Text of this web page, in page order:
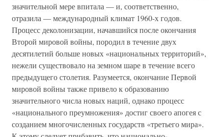
значительной мере впитала — и, соответственно,
отразила — международный климат 1960-х годов.
Процесс деколонизации, начавшийся после окончания
Второй мировой войны, породил в течение двух
десятилетий больше новых «национальных территорий»,
нежели существовало на земном шаре в течение всего
предыдущего столетия. Разумеется, окончание Первой
мировой войны также привело к образованию
значительного числа новых наций, однако процесс
«национального преумножения» достиг своего апогея с
созданием многочисленных государств «третьего мира».